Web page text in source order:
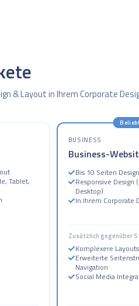
& Layout in Ihrem Corporate
Tablet,
BUSINESS
Business-
Bis 10 Seiten
Responsive Design
Desktop)
In Ihrem Corporate
Zusätzlich gegenüber
Komplexere
Erweiterte
Navigation
Social Media